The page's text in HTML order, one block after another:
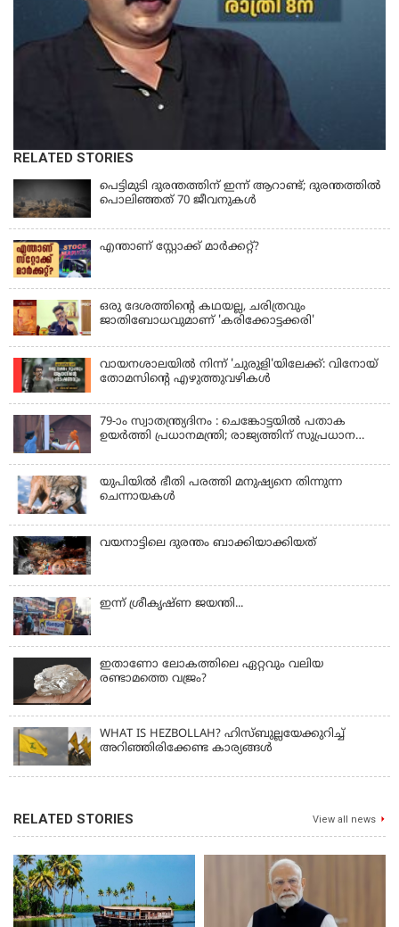
RELATED STORIES
പെട്ടിമുടി ദുരന്തത്തിന് ഇന്ന് ആറാണ്ട്; ദുരന്തത്തിൽ
പൊലിഞ്ഞത് 70 ജീവനുകൾ
എന്താണ് സ്റ്റോക്ക് മാർക്കറ്റ്?
ഒരു ദേശത്തിന്റെ കഥയല്ല, ചരിത്രവും
ജാതിബോധവുമാണ് 'കരിക്കോട്ടക്കരി'
വായനശാലയിൽ നിന്ന് 'ചുരുളി'യിലേക്ക്: വിനോയ്
തോമസിന്റെ എഴുത്തുവഴികൾ
79-ാം സ്വാതന്ത്ര്യദിനം : ചെങ്കോട്ടയിൽ പതാക
ഉയർത്തി പ്രധാനമന്ത്രി; രാജ്യത്തിന് സുപ്രധാന
യുപിയിൽ ഭീതി പരത്തി മനുഷ്യനെ തിന്നുന്ന
ചെന്നായകൾ
വയനാട്ടിലെ ദുരന്തം ബാക്കിയാക്കിയത്
ഇന്ന് ശ്രീകൃഷ്ണ ജയന്തി...
ഇതാണോ ലോകത്തിലെ ഏറ്റവും വലിയ
രണ്ടാമത്തെ വജ്രം?
WHAT IS HEZBOLLAH? ഹിസ്ബുല്ലയേക്കുറിച്ച്
അറിഞ്ഞിരിക്കേണ്ട കാര്യങ്ങൾ
RELATED STORIES View all news